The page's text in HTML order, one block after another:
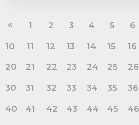
1 2 3 4 5 6
10 11 12 13 14 15 16
20 21 22 23 24 25 26
30 31 32 33 34 35 36
40 41 42 43 44 45 46